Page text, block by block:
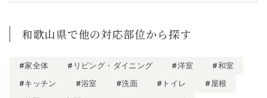
和歌山県で他の対応部位から探す
#家全体 #リビング・ダイニング #洋室
#和室
#キッチン
#浴室 #洗面 #トイレ
#屋根